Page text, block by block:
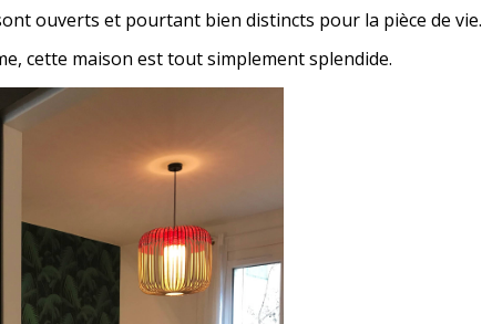
ouverts et pourtant bien distincts pour la pièce de vie.
cette maison est tout simplement splendide.